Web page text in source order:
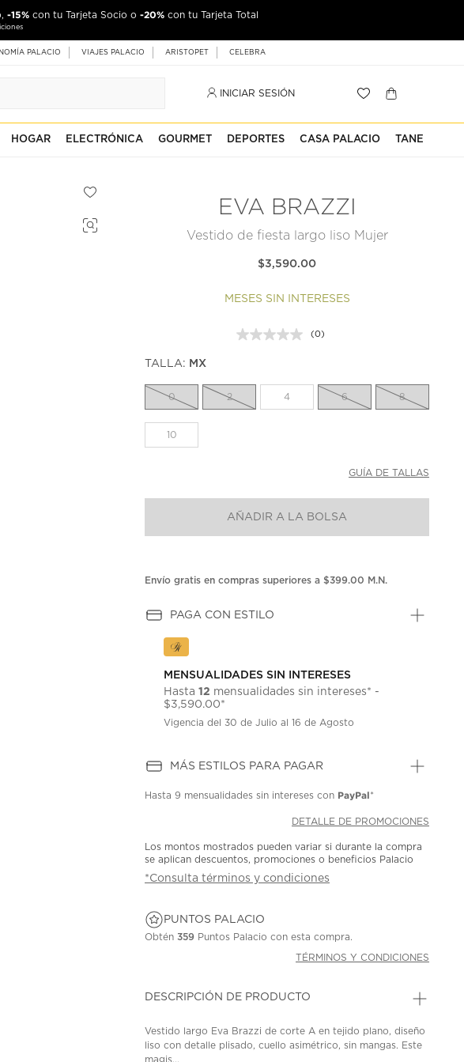
-15% con tu Tarjeta Socio o -20% con tu Tarjeta Total
PALACIO VIAJES PALACIO ARISTOPET CELEBRA
INICIAR SESIÓN
HOGAR ELECTRÓNICA GOURMET DEPORTES CASA PALACIO TANE
EVA BRAZZI
Vestido de fiesta largo liso Mujer
$3,590.00
MESES SIN INTERESES
Sin
la
misma
(0)
TALLA: MX
0 2 4 6 8
10
GUÍA DE TALLAS
AÑADIR A LA BOLSA
Envío gratis en compras superiores a $399.00 M.N.
PAGA CON ESTILO
MENSUALIDADES SIN INTERESES
Hasta12 mensualidades sin intereses* -
$3,590.00*
Vigencia del 30 de Julio al 16 de Agosto
MÁS ESTILOS PARA PAGAR
Hasta9 mensualidades sin intereses con PayPal*
DETALLE DE PROMOCIONES
Los montos mostrados pueden variar si durante la compra
se aplican descuentos, promociones o beneficios Palacio
*Consulta términos y condiciones
PUNTOS PALACIO
Obtén359 Puntos Palacio con esta compra.
TÉRMINOS Y CONDICIONES
DESCRIPCIÓN DE PRODUCTO
Vestido largo Eva Brazzi de corte A en tejido plano, diseño
liso con detalle plisado, cuello asimétrico, sin mangas. Este
magis...